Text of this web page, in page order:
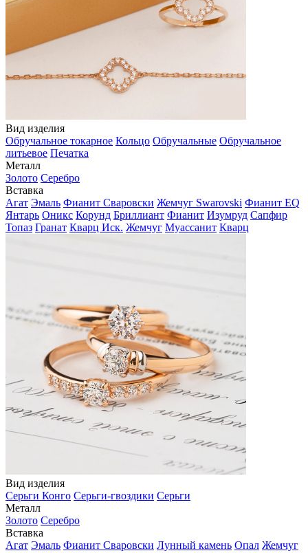
Вид изделия
Обручальное токарное Кольцо Обручальные Обручальное
литьевое Печатка
Металл
Золото Серебро
Вставка
Агат Эмаль Фианит Сваровски Жемчуг Swarovski Фианит EQ
Янтарь Оникс Корунд Бриллиант Фианит Изумруд Сапфир
Топаз Гранат Кварц Иск. Жемчуг Муассанит Кварц
Вид изделия
Серьги Конго Серьги-гвоздики Серьги
Металл
Золото Серебро
Вставка
Агат Эмаль Фианит Сваровски Лунный камень Опал Жемчуг